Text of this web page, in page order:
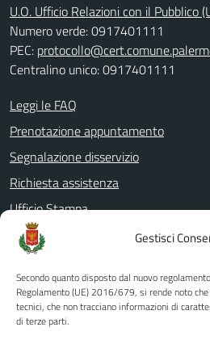
Gestisci
Secondo quanto disposto dal nuovo
Regolamento (UE) 2016/679, si rende noto
tecnici, che non tracciano informazioni di
di terze parti.
U.O. Ufficio Relazioni con il Pubblico
Numero verde: 0917401111
PEC:
Centralino unico: 0917401111
Leggi le FAQ
Prenotazione appuntamento
Segnalazione disservizio
Richiesta assistenza
Ufficio Stampa
Amministrazione Trasparente
Albo pretorio
Informativa privacy
Note legali